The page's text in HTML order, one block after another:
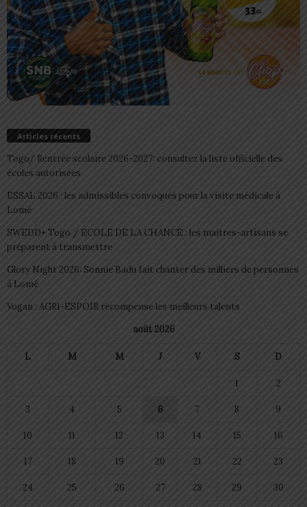
Articles récents
Togo/ Rentrée scolaire 2026-2027: consultez la liste officielle des
écoles autorisées
ESSAL 2026 : les admissibles convoqués pour la visite médicale à
Lomé
SWEDD+ Togo / ECOLE DE LA CHANCE : les maitres-artisans se
préparent à transmettre
Glory Night 2026: Sonnie Badu fait chanter des milliers de personnes
à Lomé
Vogan : AGRI-ESPOIR récompense les meilleurs talents
août 2026
L M M J V S D
1 2
3 4 5 6 7 8 9
10 11 12 13 14 15 16
17 18 19 20 21 22 23
24 25 26 27 28 29 30